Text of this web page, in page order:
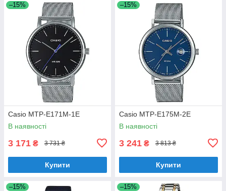
–15%
Casio MTP-E171M-1E
В наявності
3 171 ₴ 3 731 ₴
Купити
–15%
Casio MTP-E175M-2E
В наявності
3 241 ₴ 3 813 ₴
Купити
–15% –15%